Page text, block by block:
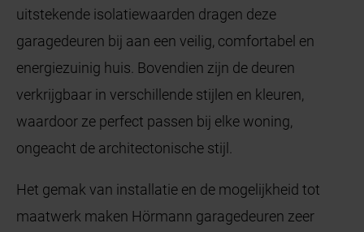
uitstekende isolatiewaarden dragen deze
garagedeuren bij aan een veilig, comfortabel en
energiezuinig huis. Bovendien zijn de deuren
verkrijgbaar in verschillende stijlen en kleuren,
waardoor ze perfect passen bij elke woning,
ongeacht de architectonische stijl.
Het gemak van installatie en de mogelijkheid tot
maatwerk maken Hörmann garagedeuren zeer